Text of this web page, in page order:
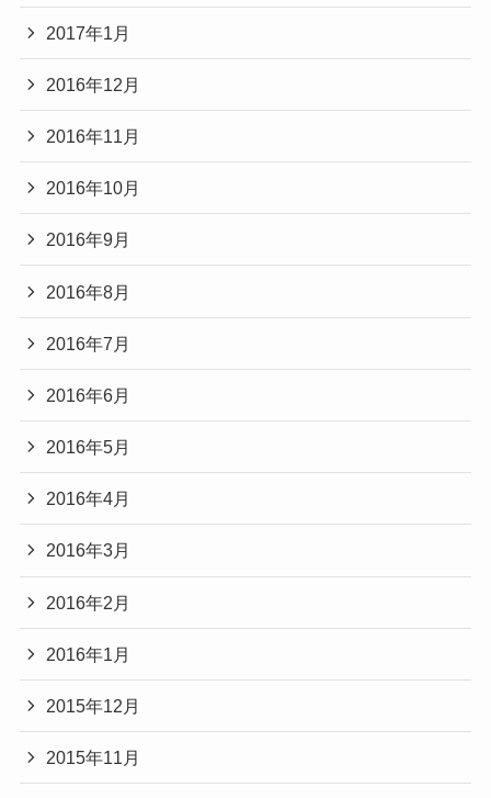
2017年1月
2016年12月
2016年11月
2016年10月
2016年9月
2016年8月
2016年7月
2016年6月
2016年5月
2016年4月
2016年3月
2016年2月
2016年1月
2015年12月
2015年11月